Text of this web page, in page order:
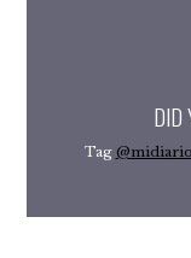
DID
Tag